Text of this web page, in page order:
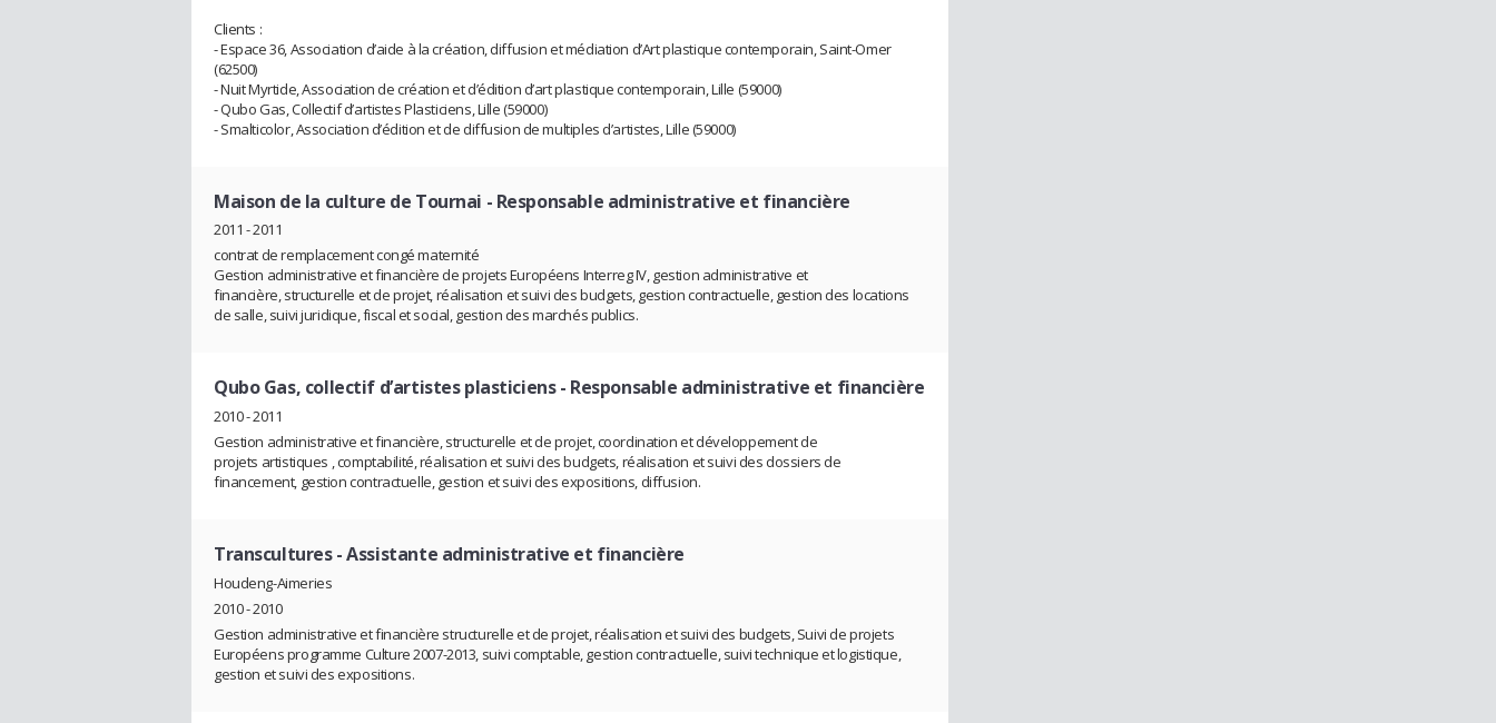
Clients :
- Espace 36, Association d’aide à la création, diffusion et médiation d’Art plastique contemporain, Saint-Omer
(62500)
- Nuit Myrtide, Association de création et d’édition d’art plastique contemporain, Lille (59000)
- Qubo Gas, Collectif d’artistes Plasticiens, Lille (59000)
- Smalticolor, Association d’édition et de diffusion de multiples d’artistes, Lille (59000)
Maison de la culture de Tournai - Responsable administrative et financière
2011 - 2011
contrat de remplacement congé maternité
Gestion administrative et financière de projets Européens Interreg IV, gestion administrative et
financière, structurelle et de projet, réalisation et suivi des budgets, gestion contractuelle, gestion des locations
de salle, suivi juridique, fiscal et social, gestion des marchés publics.
Qubo Gas, collectif d’artistes plasticiens- Responsable administrative et financière
2010 - 2011
Gestion administrative et financière, structurelle et de projet, coordination et développement de
projets artistiques , comptabilité, réalisation et suivi des budgets, réalisation et suivi des dossiers de
financement, gestion contractuelle, gestion et suivi des expositions, diffusion.
Transcultures- Assistante administrative et financière
Houdeng-Aimeries
2010 - 2010
Gestion administrative et financière structurelle et de projet, réalisation et suivi des budgets, Suivi de projets
Européens programme Culture 2007-2013, suivi comptable, gestion contractuelle, suivi technique et logistique,
gestion et suivi des expositions.